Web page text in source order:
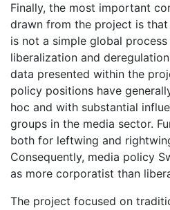
Finally, the most important
drawn from the project is
is not a simple global
liberalization and
data presented within the
policy positions have
hoc and with substantial
groups in the media sector.
both for leftwing and
Consequently, media policy
as more corporatist than
The project focused on